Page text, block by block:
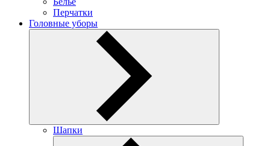
Перчатки
Головные уборы
Шапки